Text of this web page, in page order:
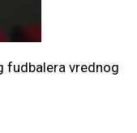
fudbalera vrednog